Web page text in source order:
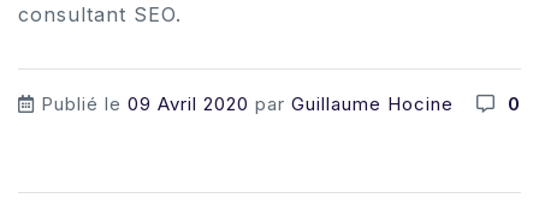
consultant SEO.
Publié le 09 Avril 2020 par Guillaume Hocine 0